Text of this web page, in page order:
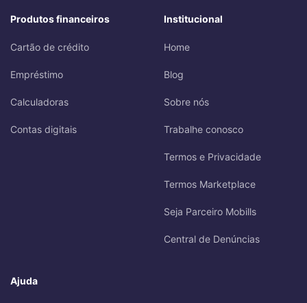
Produtos financeiros
Cartão de crédito
Empréstimo
Calculadoras
Contas digitais
Institucional
Home
Blog
Sobre nós
Trabalhe conosco
Termos e Privacidade
Termos Marketplace
Seja Parceiro Mobills
Central de Denúncias
Ajuda